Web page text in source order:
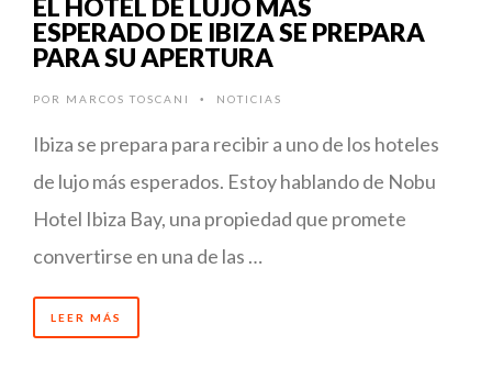
EL HOTEL DE LUJO MÁS
ESPERADO DE IBIZA SE PREPARA
PARA SU APERTURA
POR MARCOS TOSCANI • NOTICIAS
Ibiza se prepara para recibir a uno de los hoteles
de lujo más esperados. Estoy hablando de Nobu
Hotel Ibiza Bay, una propiedad que promete
convertirse en una de las …
LEER MÁS